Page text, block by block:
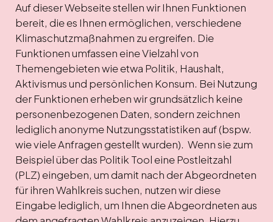
Auf dieser Webseite stellen wir Ihnen Funktionen
bereit, die es Ihnen ermöglichen, verschiedene
Klimaschutzmaßnahmen zu ergreifen. Die
Funktionen umfassen eine Vielzahl von
Themengebieten wie etwa Politik, Haushalt,
Aktivismus und persönlichen Konsum. Bei Nutzung
der Funktionen erheben wir grundsätzlich keine
personenbezogenen Daten, sondern zeichnen
lediglich anonyme Nutzungsstatistiken auf (bspw.
wie viele Anfragen gestellt wurden). Wenn sie zum
Beispiel über das Politik Tool eine Postleitzahl
(PLZ) eingeben, um damit nach der Abgeordneten
für ihren Wahlkreis suchen, nutzen wir diese
Eingabe lediglich, um Ihnen die Abgeordneten aus